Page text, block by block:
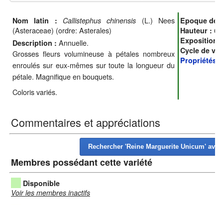
Nom latin : Callistephus chinensis (L.) Nees
(Asteraceae) (ordre: Asterales)
Description : Annuelle.
Grosses fleurs volumineuse à pétales nombreux
enroulés sur eux-mêmes sur toute la longueur du
pétale. Magnifique en bouquets.
Coloris variés.
Epoque de
Hauteur :
Exposition
Cycle de
Propriétés
Commentaires et appréciations
Membres possédant cette variété
Disponible
Voir les membres inactifs